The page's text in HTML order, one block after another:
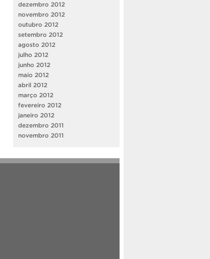
dezembro 2012
novembro 2012
outubro 2012
setembro 2012
agosto 2012
julho 2012
junho 2012
maio 2012
abril 2012
março 2012
fevereiro 2012
janeiro 2012
dezembro 2011
novembro 2011